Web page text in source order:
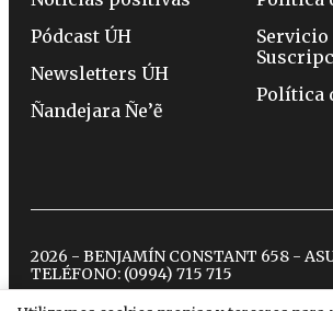
Pódcast ÚH
Newsletters ÚH
Ñandejara Ñe’ẽ
Servicio
Política
2026 - BENJAMÍN CONSTANT 658 -
TELÉFONO: (0994) 715 715